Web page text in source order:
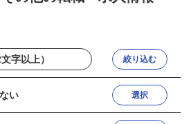
絞り込む
い 選択